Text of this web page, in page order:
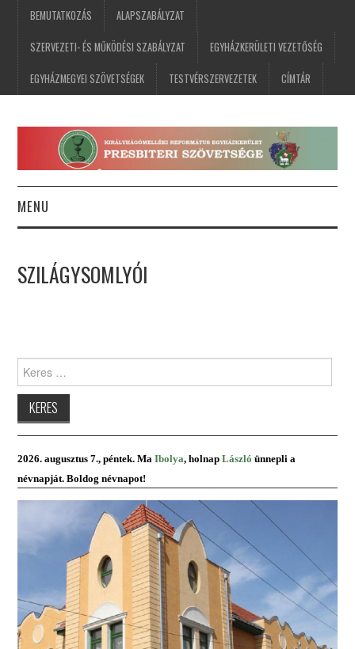
BEMUTATKOZÁS ALAPSZABÁLYZAT
SZERVEZETI- ÉS MŰKÖDÉSI SZABÁLYZAT EGYHÁZKERÜLETI VEZETŐSÉG
EGYHÁZMEGYEI SZÖVETSÉGEK TESTVÉRSZERVEZETEK CÍMTÁR
MENU
HÍREK
PRESBITERKÉPZÉS
ŐRÁLLÓK
SZILÁGYSOMLYÓI
2026. augusztus 7., péntek. MaIbolya, holnap László ünnepli a
névnapját. Boldog névnapot!